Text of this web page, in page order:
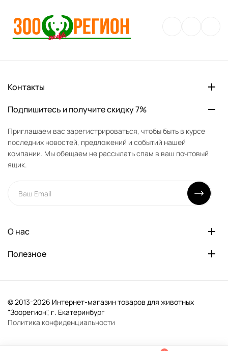
Контакты
Подпишитесь и получите скидку 7%
Приглашаем вас зарегистрироваться, чтобы быть в курсе
последних новостей, предложений и событий нашей
компании. Мы обещаем не рассылать спам в ваш почтовый
ящик.
О нас
Полезное
© 2013-2026 Интернет-магазин товаров для животных
"Зоорегион", г. Екатеринбург
Политика конфиденциальности